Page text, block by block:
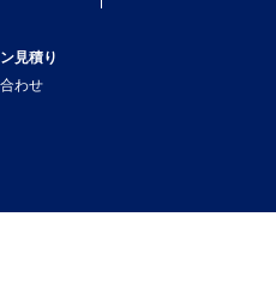
見積り
わせ